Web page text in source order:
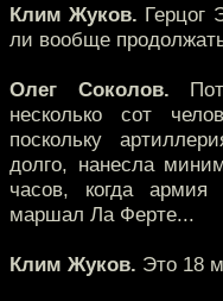
Клим Жуков. Герцог
ли вообще
Олег Соколов.
несколько сот
поскольку
долго, нанесла
часов, когда
маршал Ла Ферте...
Клим Жуков. Это 18